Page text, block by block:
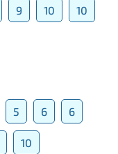
9 10 10
5 6 6
10